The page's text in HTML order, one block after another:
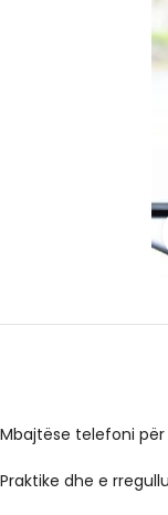
Mbajtëse telefoni
Praktike dhe e